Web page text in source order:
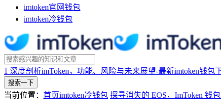
imtoken官网钱包
imtoken冷钱包
1 深度剖析imToken，功能、风险与未来展望-最新imtoken钱包
搜索一下
当前位置： 首页imtoken冷钱包 探寻消失的 EOS，ImToken 钱